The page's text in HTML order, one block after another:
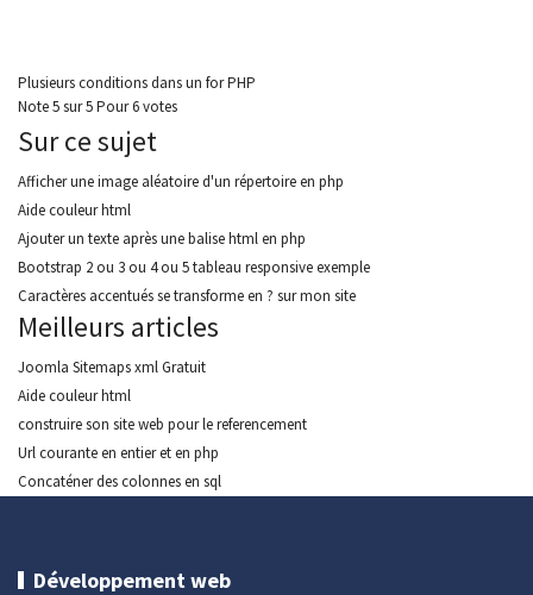
Plusieurs conditions dans un for PHP
Note5sur5Pour6 votes
Sur ce sujet
Afficher une image aléatoire d'un répertoire en php
Aide couleur html
Ajouter un texte après une balise html en php
Bootstrap 2 ou 3 ou 4 ou 5 tableau responsive exemple
Caractères accentués se transforme en ? sur mon site
Meilleurs articles
Joomla Sitemaps xml Gratuit
Aide couleur html
construire son site web pour le referencement
Url courante en entier et en php
Concaténer des colonnes en sql
Développement web